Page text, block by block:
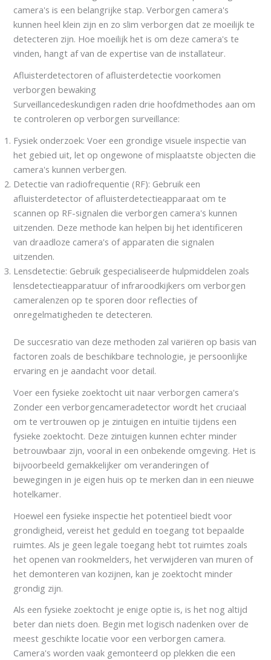
camera's is een belangrijke stap. Verborgen camera's
kunnen heel klein zijn en zo slim verborgen dat ze moeilijk te
detecteren zijn. Hoe moeilijk het is om deze camera's te
vinden, hangt af van de expertise van de installateur.
Afluisterdetectoren of afluisterdetectie voorkomen
verborgen bewaking
Surveillancedeskundigen raden drie hoofdmethodes aan om
te controleren op verborgen surveillance:
Fysiek onderzoek: Voer een grondige visuele inspectie van
het gebied uit, let op ongewone of misplaatste objecten die
camera's kunnen verbergen.
Detectie van radiofrequentie (RF): Gebruik een
afluisterdetector of afluisterdetectieapparaat om te
scannen op RF-signalen die verborgen camera's kunnen
uitzenden. Deze methode kan helpen bij het identificeren
van draadloze camera's of apparaten die signalen
uitzenden.
Lensdetectie: Gebruik gespecialiseerde hulpmiddelen zoals
lensdetectieapparatuur of infraroodkijkers om verborgen
cameralenzen op te sporen door reflecties of
onregelmatigheden te detecteren.
De succesratio van deze methoden zal variëren op basis van
factoren zoals de beschikbare technologie, je persoonlijke
ervaring en je aandacht voor detail.
Voer een fysieke zoektocht uit naar verborgen camera's
Zonder een verborgencameradetector wordt het cruciaal
om te vertrouwen op je zintuigen en intuïtie tijdens een
fysieke zoektocht. Deze zintuigen kunnen echter minder
betrouwbaar zijn, vooral in een onbekende omgeving. Het is
bijvoorbeeld gemakkelijker om veranderingen of
bewegingen in je eigen huis op te merken dan in een nieuwe
hotelkamer.
Hoewel een fysieke inspectie het potentieel biedt voor
grondigheid, vereist het geduld en toegang tot bepaalde
ruimtes. Als je geen legale toegang hebt tot ruimtes zoals
het openen van rookmelders, het verwijderen van muren of
het demonteren van kozijnen, kan je zoektocht minder
grondig zijn.
Als een fysieke zoektocht je enige optie is, is het nog altijd
beter dan niets doen. Begin met logisch nadenken over de
meest geschikte locatie voor een verborgen camera.
Camera's worden vaak gemonteerd op plekken die een